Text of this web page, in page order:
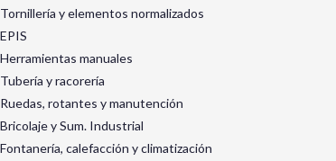
Tornillería y elementos normalizados
EPIS
Herramientas manuales
Tubería y racorería
Ruedas, rotantes y manutención
Bricolaje y Sum. Industrial
Fontanería, calefacción y climatización